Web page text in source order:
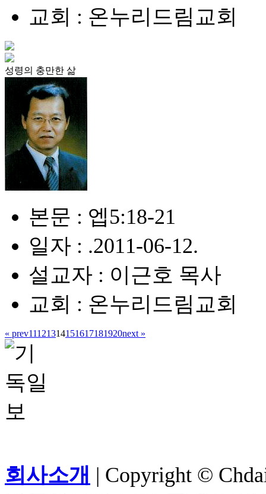
교회 : 온누리드림교회
성령의 충만한 삶
본문 : 엡5:18-21
일자 : .2011-06-12.
설교자 : 이근호 목사
교회 : 온누리드림교회
« prev11121314151617181920next »
회사소개 | Copyright ©